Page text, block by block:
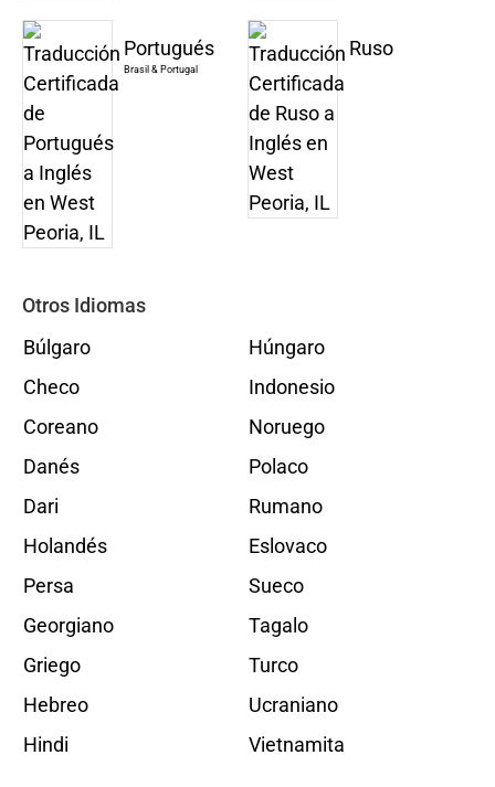
Portugués
Brasil & Portugal
Ruso
Otros Idiomas
Búlgaro
Checo
Coreano
Danés
Dari
Holandés
Persa
Georgiano
Griego
Hebreo
Hindi
Húngaro
Indonesio
Noruego
Polaco
Rumano
Eslovaco
Sueco
Tagalo
Turco
Ucraniano
Vietnamita